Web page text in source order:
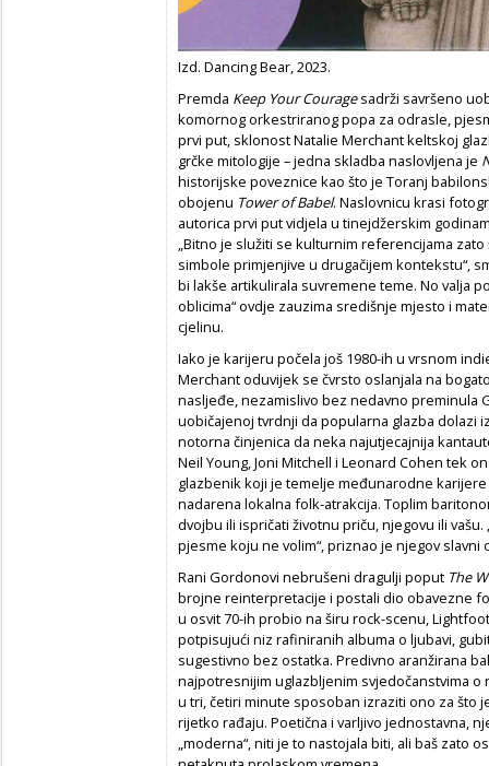
Izd. Dancing Bear, 2023.
Premda Keep Your Couragesadrži savršeno
komornog orkestriranog popa za odrasle,
prvi put, sklonost Natalie Merchant keltskoj
grčke mitologije – jedna skladba naslovljena je
historijske poveznice kao što je Toranj
obojenu Tower of Babel. Naslovnicu krasi
autorica prvi put vidjela u tinejdžerskim
„Bitno je služiti se kulturnim referencijama
simbole primjenjive u drugačijem kontekstu“,
bi lakše artikulirala suvremene teme. No valja
oblicima“ ovdje zauzima središnje mjesto i
cjelinu.
Iako je karijeru počela još 1980-ih u vrsnom
Merchant oduvijek se čvrsto oslanjala na
nasljeđe, nezamislivo bez nedavno preminula
uobičajenoj tvrdnji da popularna glazba dolazi
notorna činjenica da neka najutjecajnija
Neil Young, Joni Mitchell i Leonard Cohen tek
glazbenik koji je temelje međunarodne
nadarena lokalna folk-atrakcija. Toplim
dvojbu ili ispričati životnu priču, njegovu ili
pjesme koju ne volim“, priznao je njegov slavni
Rani Gordonovi nebrušeni dragulji poput The
brojne reinterpretacije i postali dio obavezne
u osvit 70-ih probio na širu rock-scenu,
potpisujući niz rafiniranih albuma o ljubavi,
sugestivno bez ostatka. Predivno aranžirana
najpotresnijim uglazbljenim svjedočanstvima
u tri, četiri minute sposoban izraziti ono za što
rijetko rađaju. Poetična i varljivo jednostavna,
„moderna“, niti je to nastojala biti, ali baš zato